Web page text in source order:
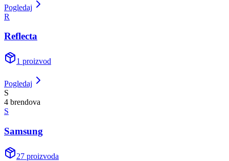
Pogledaj
R
Reflecta
1 proizvod
Pogledaj
S
4 brendova
S
Samsung
27 proizvoda